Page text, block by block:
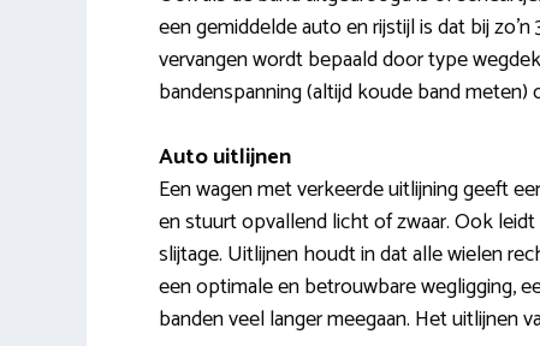
een gemiddelde auto en rijstijl is dat bij
vervangen wordt bepaald door type
bandenspanning (altijd koude band meten)
Auto uitlijnen
Een wagen met verkeerde uitlijning geeft
en stuurt opvallend licht of zwaar. Ook
slijtage. Uitlijnen houdt in dat alle wielen
een optimale en betrouwbare wegligging,
banden veel langer meegaan. Het uitlijnen